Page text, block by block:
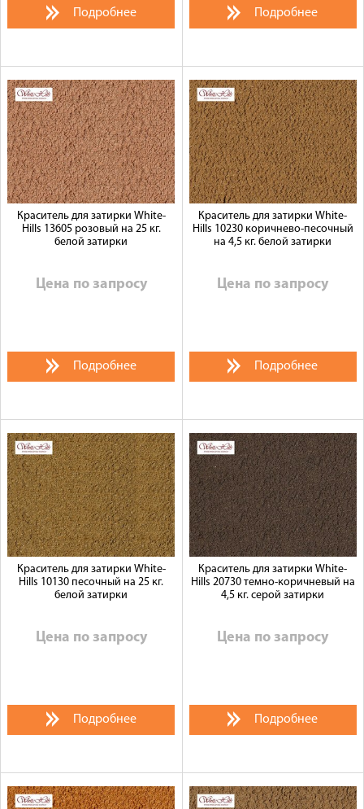
Подробнее Подробнее
Краситель для затирки White-
Hills 13605 розовый на 25 кг.
белой затирки
Цена по запросу
Подробнее
Краситель для затирки White-
Hills 10230 коричнево-песочный
на 4,5 кг. белой затирки
Цена по запросу
Подробнее
Краситель для затирки White-
Hills 10130 песочный на 25 кг.
белой затирки
Цена по запросу
Подробнее
Краситель для затирки White-
Hills 20730 темно-коричневый на
4,5 кг. серой затирки
Цена по запросу
Подробнее